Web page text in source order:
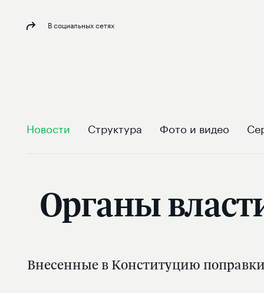
В социальных сетях
Новости Структура Фото и видео
Органы
Внесенные в Конституцию